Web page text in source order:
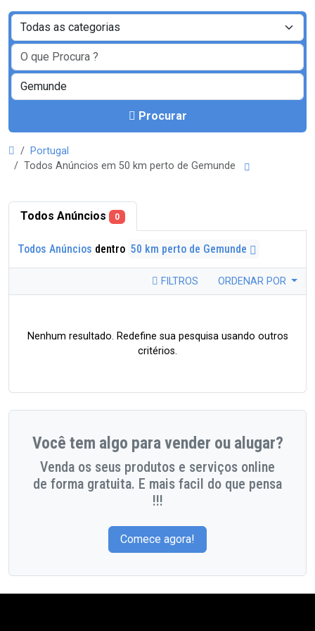
Procurar
Portugal
Todos Anúncios em 50 km perto de Gemunde
Todos Anúncios 0
Todos Anúncios dentro 50 km perto de Gemunde
FILTROS ORDENAR POR
Nenhum resultado. Redefine sua pesquisa usando outros
critérios.
Você tem algo para vender ou alugar?
Venda os seus produtos e serviços online
de forma gratuita. E mais facil do que pensa
!!!
Comece agora!